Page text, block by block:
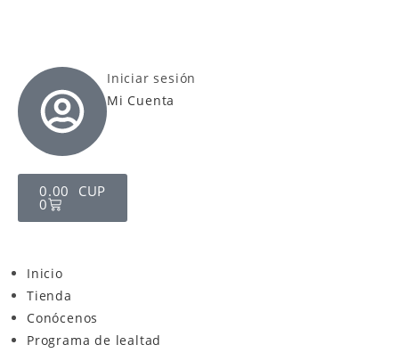
Iniciar sesión
Mi Cuenta
0.00 CUP
0
Inicio
Tienda
Conócenos
Programa de lealtad